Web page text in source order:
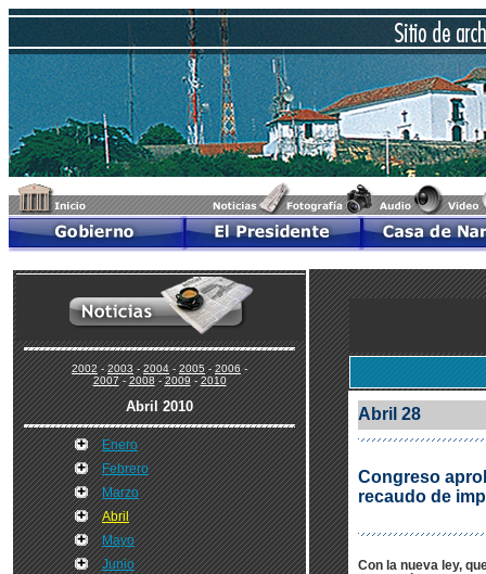
2002-2003-2004-2005-2006-
2007-2008-2009-2010
Abril 2010
Enero
Febrero
Marzo
Abril
Mayo
Junio
Abril 28
Congreso
recaudo de
Con la nueva ley,